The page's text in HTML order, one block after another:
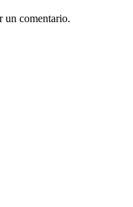
un comentario.